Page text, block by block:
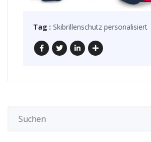
Tag : Skibrillenschutz personalisiert